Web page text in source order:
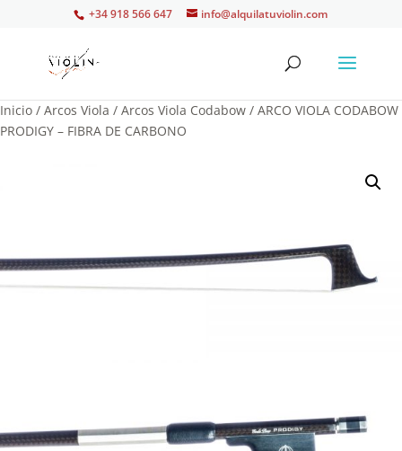
+34 918 566 647 info@alquilatuviolin.com
Inicio / Arcos Viola / Arcos Viola Codabow / ARCO VIOLA CODABOW
PRODIGY – FIBRA DE CARBONO